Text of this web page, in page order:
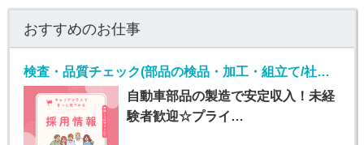
おすすめのお仕事
検査・品質チェック(部品の検品・加工・組立て/社宅費全額補助)
自動車部品の製造で安定収入！未経
験者歓迎☆プライ…